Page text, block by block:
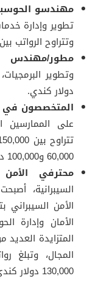
مهندسو
وتتراوح الرواتب بين 80,000 و120,000 دولار كندي.
مطور/مهندس
دولار كندي.
المتخصصون في
على الممارسين
60,000 و100,000 دولار كندي.
محترفي الأمن
السيبرانية،
الأمن
الأمان وإدارة
المتزايدة
130,000 دولار كندي، بحسب الخبرة والمؤهلات.